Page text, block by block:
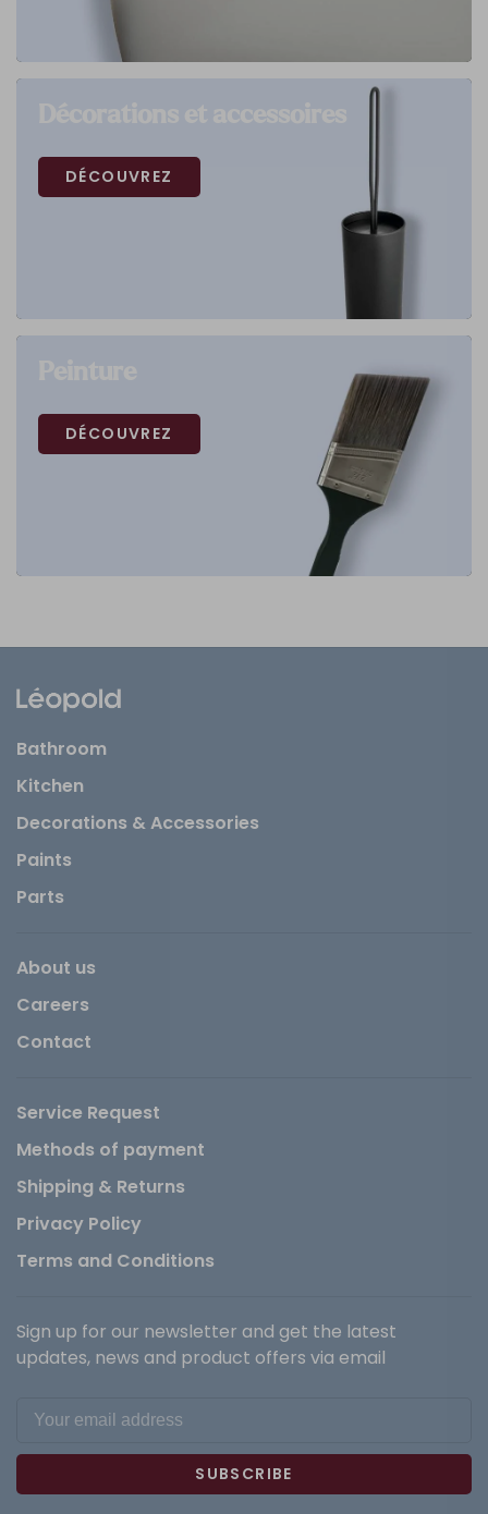
DÉCOUVREZ
DÉCOUVREZ
Bathroom
Kitchen
Decorations & Accessories
Paints
Parts
About us
Careers
Contact
Service Request
Methods of payment
Shipping & Returns
Privacy Policy
Terms and Conditions
Sign up for our newsletter and get the latest
updates, news and product offers via email
SUBSCRIBE